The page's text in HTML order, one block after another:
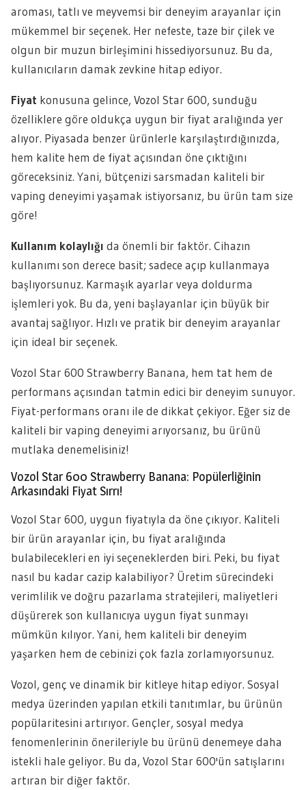
aroması, tatlı ve meyvemsi bir deneyim arayanlar için
mükemmel bir seçenek. Her nefeste, taze bir çilek ve
olgun bir muzun birleşimini hissediyorsunuz. Bu da,
kullanıcıların damak zevkine hitap ediyor.
Fiyat konusuna gelince, Vozol Star 600, sunduğu
özelliklere göre oldukça uygun bir fiyat aralığında yer
alıyor. Piyasada benzer ürünlerle karşılaştırdığınızda,
hem kalite hem de fiyat açısından öne çıktığını
göreceksiniz. Yani, bütçenizi sarsmadan kaliteli bir
vaping deneyimi yaşamak istiyorsanız, bu ürün tam size
göre!
Kullanım kolaylığı da önemli bir faktör. Cihazın
kullanımı son derece basit; sadece açıp kullanmaya
başlıyorsunuz. Karmaşık ayarlar veya doldurma
işlemleri yok. Bu da, yeni başlayanlar için büyük bir
avantaj sağlıyor. Hızlı ve pratik bir deneyim arayanlar
için ideal bir seçenek.
Vozol Star 600 Strawberry Banana, hem tat hem de
performans açısından tatmin edici bir deneyim sunuyor.
Fiyat-performans oranı ile de dikkat çekiyor. Eğer siz de
kaliteli bir vaping deneyimi arıyorsanız, bu ürünü
mutlaka denemelisiniz!
Vozol Star 600 Strawberry Banana: Popülerliğinin
Arkasındaki Fiyat Sırrı!
Vozol Star 600, uygun fiyatıyla da öne çıkıyor. Kaliteli
bir ürün arayanlar için, bu fiyat aralığında
bulabilecekleri en iyi seçeneklerden biri. Peki, bu fiyat
nasıl bu kadar cazip kalabiliyor? Üretim sürecindeki
verimlilik ve doğru pazarlama stratejileri, maliyetleri
düşürerek son kullanıcıya uygun fiyat sunmayı
mümkün kılıyor. Yani, hem kaliteli bir deneyim
yaşarken hem de cebinizi çok fazla zorlamıyorsunuz.
Vozol, genç ve dinamik bir kitleye hitap ediyor. Sosyal
medya üzerinden yapılan etkili tanıtımlar, bu ürünün
popülaritesini artırıyor. Gençler, sosyal medya
fenomenlerinin önerileriyle bu ürünü denemeye daha
istekli hale geliyor. Bu da, Vozol Star 600'ün satışlarını
artıran bir diğer faktör.